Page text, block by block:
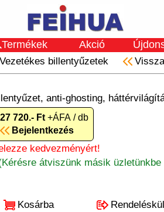
Termékek Akció
Vezetékes billentyűzetek Vissza
anti-ghosting,
27 720.- Ft +ÁFA / db
Bejelentkezés
kedvezményért!
átviszünk másik üzletünkbe
Kosárba